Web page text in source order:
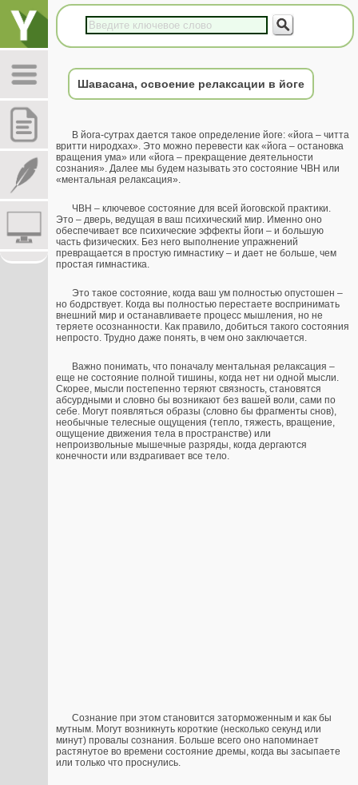
Шавасана, освоение релаксации в йоге
В йога-сутрах дается такое определение йоге: «йога – читта
вритти ниродхах». Это можно перевести как «йога – остановка
вращения ума» или «йога – прекращение деятельности
сознания». Далее мы будем называть это состояние ЧВН или
«ментальная релаксация».
ЧВН – ключевое состояние для всей йоговской практики.
Это – дверь, ведущая в ваш психический мир. Именно оно
обеспечивает все психические эффекты йоги – и большую
часть физических. Без него выполнение упражнений
превращается в простую гимнастику – и дает не больше, чем
простая гимнастика.
Это такое состояние, когда ваш ум полностью опустошен –
но бодрствует. Когда вы полностью перестаете воспринимать
внешний мир и останавливаете процесс мышления, но не
теряете осознанности. Как правило, добиться такого состояния
непросто. Трудно даже понять, в чем оно заключается.
Важно понимать, что поначалу ментальная релаксация –
еще не состояние полной тишины, когда нет ни одной мысли.
Скорее, мысли постепенно теряют связность, становятся
абсурдными и словно бы возникают без вашей воли, сами по
себе. Могут появляться образы (словно бы фрагменты снов),
необычные телесные ощущения (тепло, тяжесть, вращение,
ощущение движения тела в пространстве) или
непроизвольные мышечные разряды, когда дергаются
конечности или вздрагивает все тело.
Сознание при этом становится заторможенным и как бы
мутным. Могут возникнуть короткие (несколько секунд или
минут) провалы сознания. Больше всего оно напоминает
растянутое во времени состояние дремы, когда вы засыпаете
или только что проснулись.